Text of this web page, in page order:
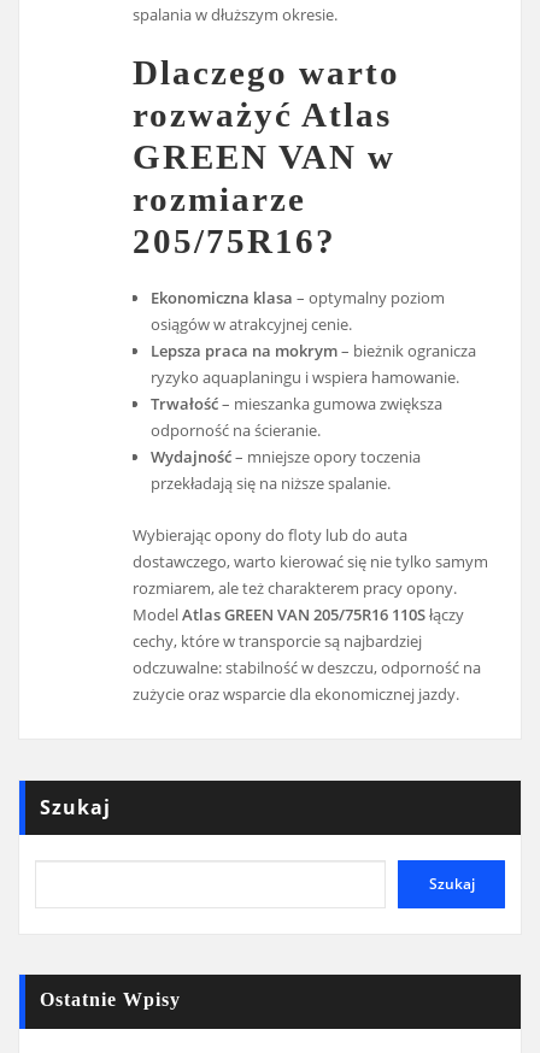
spalania w dłuższym okresie.
Dlaczego warto
rozważyć Atlas
GREEN VAN w
rozmiarze
205/75R16?
Ekonomiczna klasa – optymalny poziom
osiągów w atrakcyjnej cenie.
Lepsza praca na mokrym– bieżnik ogranicza
ryzyko aquaplaningu i wspiera hamowanie.
Trwałość– mieszanka gumowa zwiększa
odporność na ścieranie.
Wydajność– mniejsze opory toczenia
przekładają się na niższe spalanie.
Wybierając opony do floty lub do auta
dostawczego, warto kierować się nie tylko samym
rozmiarem, ale też charakterem pracy opony.
ModelAtlas GREEN VAN 205/75R16 110Słączy
cechy, które w transporcie są najbardziej
odczuwalne: stabilność w deszczu, odporność na
zużycie oraz wsparcie dla ekonomicznej jazdy.
Szukaj
Szukaj
Ostatnie Wpisy